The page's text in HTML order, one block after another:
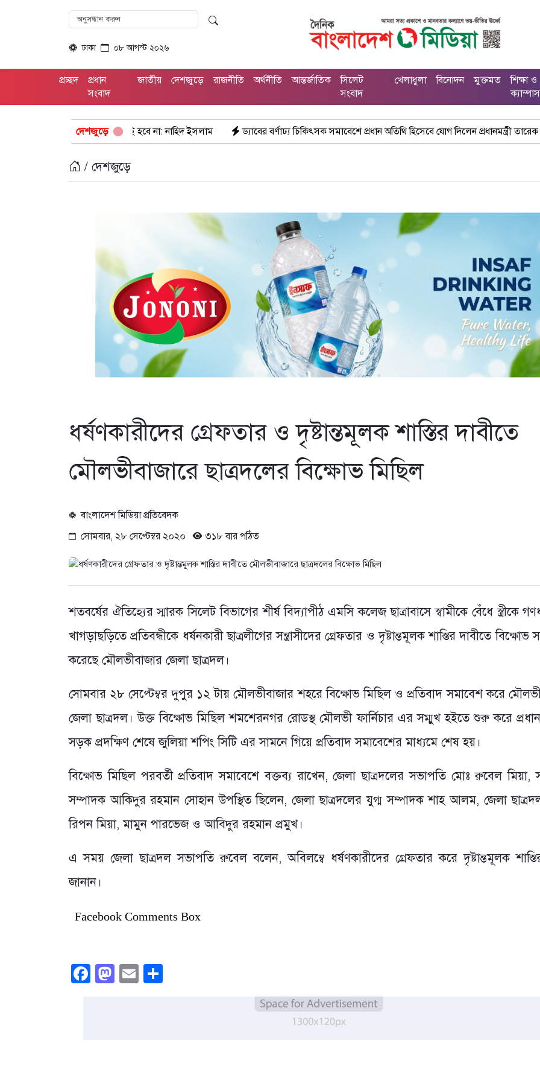
ঢাকা ০৮ আগস্ট ২০২৬
প্রচ্ছদ
প্রধান
সংবাদ
জাতীয় দেশজুড়ে রাজনীতি অর্থনীতি আন্তর্জাতিক
সিলেট
সংবাদ
খেলাধুলা বিনোদন মুক্তমত
শিক্ষা ও
ক্যাম্পাস
দেশজুড়ে
ঠাঁই হবে না: নাহিদ ইসলাম ড্যাবের বর্ণাঢ্য চিকিৎসক সমাবেশে প্রধান অতিথি হিসেবে যোগ দিলেন প্রধানমন্ত্রী তারেক রহমান ঢাকা-
/ দেশজুড়ে
ধর্ষণকারীদের গ্রেফতার ও দৃষ্টান্তমূলক শাস্তির দাবীতে
মৌলভীবাজারে ছাত্রদলের বিক্ষোভ মিছিল
বাংলাদেশ মিডিয়া প্রতিবেদক
সোমবার, ২৮ সেপ্টেম্বর ২০২০
৩১৮ বার পঠিত
শতবর্ষের ঐতিহ্যের স্মারক সিলেট বিভাগের শীর্ষ বিদ্যাপীঠ এমসি কলেজ ছাত্রাবাসে স্বামীকে বেঁধে স্ত্রীকে
খাগড়াছড়িতে প্রতিবন্ধীকে ধর্ষনকারী ছাত্রলীগের সন্ত্রাসীদের গ্রেফতার ও দৃষ্টান্তমূলক শাস্তির দাবীতে বিক্ষোভ
করেছে মৌলভীবাজার জেলা ছাত্রদল।
সোমবার ২৮ সেপ্টেম্বর দুপুর ১২ টায় মৌলভীবাজার শহরে বিক্ষোভ মিছিল ও প্রতিবাদ সমাবেশ করে
জেলা ছাত্রদল। উক্ত বিক্ষোভ মিছিল শমশেরনগর রোডস্থ মৌলভী ফার্নিচার এর সম্মুখ হইতে শুরু করে প্রধান
সড়ক প্রদক্ষিণ শেষে জুলিয়া শপিং সিটি এর সামনে গিয়ে প্রতিবাদ সমাবেশের মাধ্যমে শেষ হয়।
বিক্ষোভ মিছিল পরবর্তী প্রতিবাদ সমাবেশে বক্তব্য রাখেন, জেলা ছাত্রদলের সভাপতি মোঃ রুবেল মিয়া,
সম্পাদক আকিদুর রহমান সোহান উপস্থিত ছিলেন, জেলা ছাত্রদলের যুগ্ম সম্পাদক শাহ আলম, জেলা
রিপন মিয়া, মামুন পারভেজ ও আবিদুর রহমান প্রমুখ।
এ সময় জেলা ছাত্রদল সভাপতি রুবেল বলেন, অবিলম্বে ধর্ষণকারীদের গ্রেফতার করে দৃষ্টান্তমূলক
জানান।
Facebook Comments Box
Facebook
Mastodon
Email